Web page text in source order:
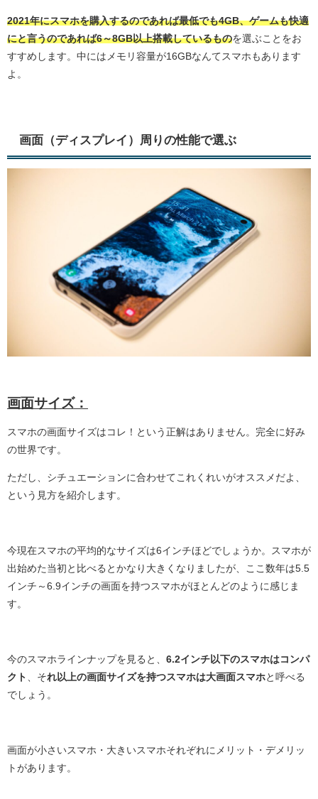
2021年にスマホを購入するのであれば最低でも4GB、ゲームも快適
にと言うのであれば6～8GB以上搭載しているものを選ぶことをお
すすめします。中にはメモリ容量が16GBなんてスマホもあります
よ。
画面（ディスプレイ）周りの性能で選ぶ
画面サイズ：
スマホの画面サイズはコレ！という正解はありません。完全に好み
の世界です。
ただし、シチュエーションに合わせてこれくれいがオススメだよ、
という見方を紹介します。
今現在スマホの平均的なサイズは6インチほどでしょうか。スマホが
出始めた当初と比べるとかなり大きくなりましたが、ここ数年は5.5
インチ～6.9インチの画面を持つスマホがほとんどのように感じま
す。
今のスマホラインナップを見ると、 6.2インチ以下のスマホはコンパ
クト
、それ以上の画面サイズを持つスマホは大画面スマホと呼べる
でしょう。
画面が小さいスマホ・大きいスマホそれぞれにメリット・デメリッ
トがあります。